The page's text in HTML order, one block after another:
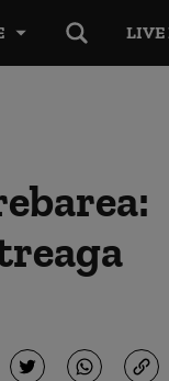
LIVE